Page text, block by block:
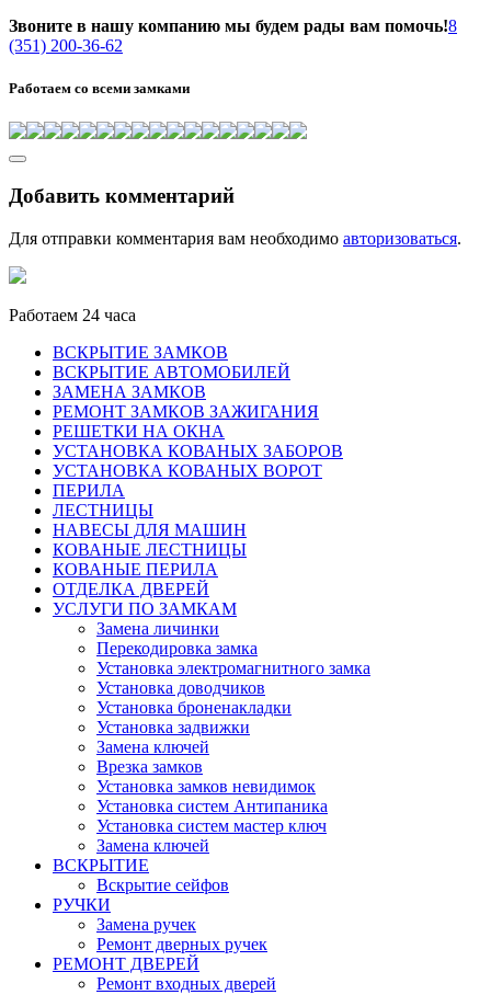
Звоните в нашу компанию мы будем рады вам помочь!8
(351) 200-36-62
Работаем со всеми замками
Добавить комментарий
Для отправки комментария вам необходимо авторизоваться.
Работаем 24 часа
ВСКРЫТИЕ ЗАМКОВ
ВСКРЫТИЕ АВТОМОБИЛЕЙ
ЗАМЕНА ЗАМКОВ
РЕМОНТ ЗАМКОВ ЗАЖИГАНИЯ
РЕШЕТКИ НА ОКНА
УСТАНОВКА КОВАНЫХ ЗАБОРОВ
УСТАНОВКА КОВАНЫХ ВОРОТ
ПЕРИЛА
ЛЕСТНИЦЫ
НАВЕСЫ ДЛЯ МАШИН
КОВАНЫЕ ЛЕСТНИЦЫ
КОВАНЫЕ ПЕРИЛА
ОТДЕЛКА ДВЕРЕЙ
УСЛУГИ ПО ЗАМКАМ
Замена личинки
Перекодировка замка
Установка электромагнитного замка
Установка доводчиков
Установка броненакладки
Установка задвижки
Замена ключей
Врезка замков
Установка замков невидимок
Установка систем Антипаника
Установка систем мастер ключ
Замена ключей
ВСКРЫТИЕ
Вскрытие сейфов
РУЧКИ
Замена ручек
Ремонт дверных ручек
РЕМОНТ ДВЕРЕЙ
Ремонт входных дверей